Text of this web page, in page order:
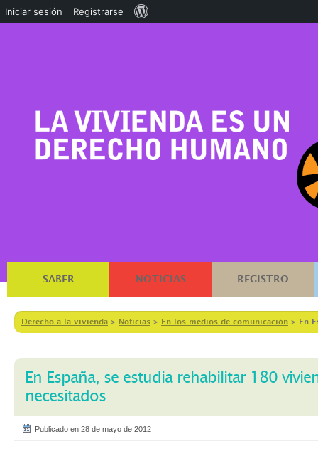
SABER NOTICIAS REGISTRO
Derecho a la vivienda > Notícias > En los medios de comunicación > En
En España, se estudia rehabilitar 180
necesitados
Publicado en 28 de mayo de 2012
Iniciar sesión Registrarse